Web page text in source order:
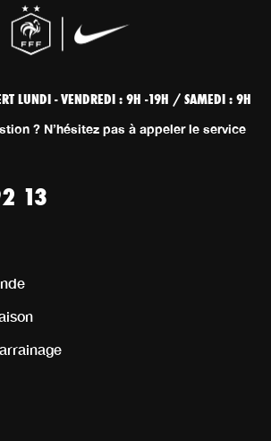
LUNDI - VENDREDI : 9H -19H / SAMEDI : 9H
? N’hésitez pas à appeler le service
13